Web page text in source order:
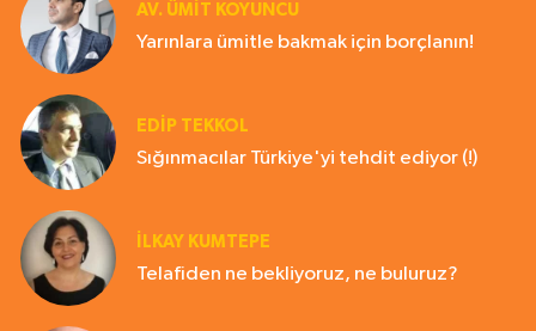
AV. ÜMIT KOYUNCU
Yarınlara ümitle bakmak için borçlanın!
EDIP TEKKOL
Sığınmacılar Türkiye'yi tehdit ediyor (!)
İLKAY KUMTEPE
Telafiden ne bekliyoruz, ne buluruz?